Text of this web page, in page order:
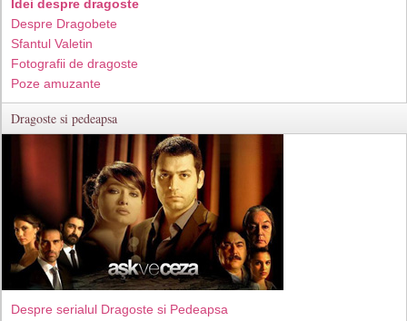
Idei despre dragoste
Despre Dragobete
Sfantul Valetin
Fotografii de dragoste
Poze amuzante
Dragoste si pedeapsa
Despre serialul Dragoste si Pedeapsa